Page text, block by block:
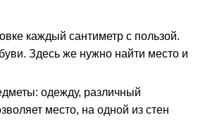
каждый сантиметр с пользой.
Здесь же нужно найти место и
одежду, различный
место, на одной из стен